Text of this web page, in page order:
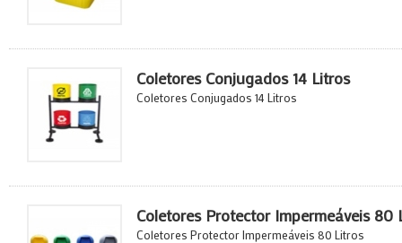
Coletores Conjugados 14 Litros
Coletores Conjugados 14 Litros
Coletores Protector Impermeáveis 80
Coletores Protector Impermeáveis 80 Litros